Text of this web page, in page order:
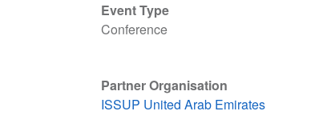
Event Type
Conference
Partner Organisation
ISSUP United Arab Emirates